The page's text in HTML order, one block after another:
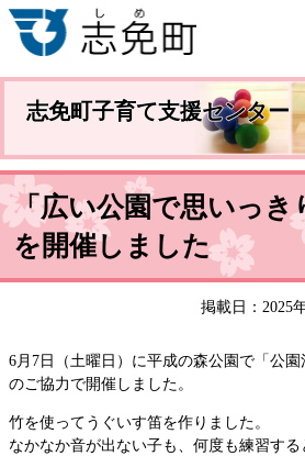
志免町子育て支援センター
「広い公園で思いっき
を開催しました
掲載日：2025
6月7日（土曜日）に平成の森公園で「公
のご協力で開催しました。
竹を使ってうぐいす笛を作りました。
なかなか音が出ない子も、何度も練習す